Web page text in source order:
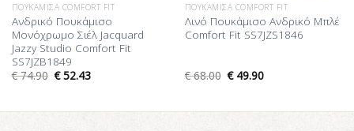
ΠΟΥΚΆΜΙΣΑ COMFORT FIT
Ανδρικό Πουκάμισο
Μονόχρωμο Σιέλ Jacquard
Jazzy Studio Comfort Fit
SS7JZB1849
€74.90 €52.43
ΠΟΥΚΆΜΙΣΑ COMFORT FIT
Λινό Πουκάμισο Ανδρικό Μπλέ
Comfort Fit SS7JZS1846
€68.00 €49.90